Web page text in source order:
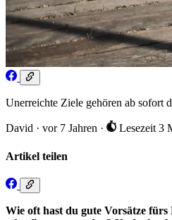
Unerreichte Ziele gehören ab sofort
David · vor 7 Jahren · Lesezeit 3
Artikel teilen
Wie oft hast du gute Vorsätze fürs